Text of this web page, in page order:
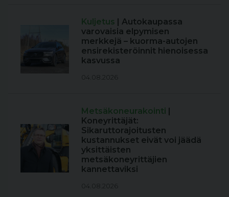
Kuljetus | Autokaupassa
varovaisia elpymisen
merkkejä – kuorma-autojen
ensirekisteröinnit hienoisessa
kasvussa
04.08.2026
Metsäkoneurakointi |
Koneyrittäjät:
Sikaruttorajoitusten
kustannukset eivät voi jäädä
yksittäisten
metsäkoneyrittäjien
kannettaviksi
04.08.2026